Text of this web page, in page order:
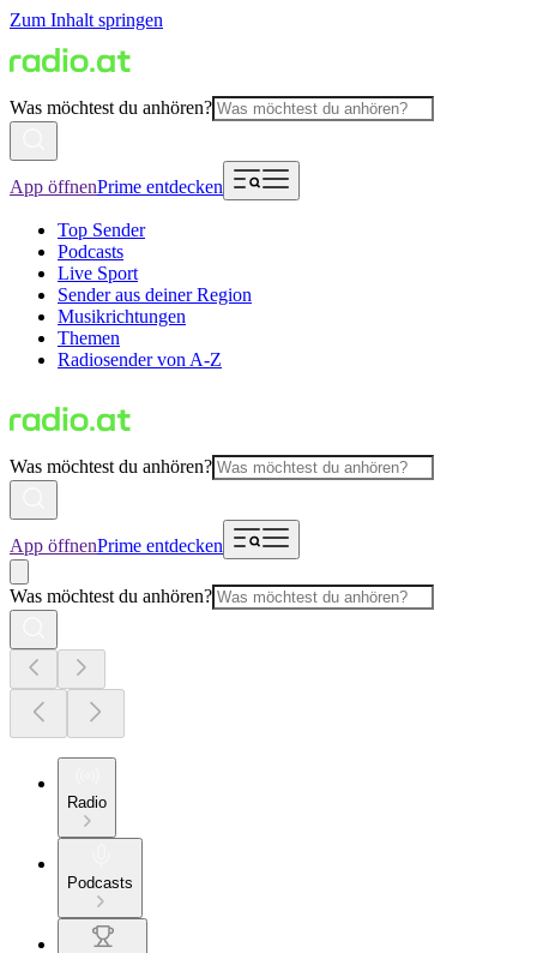
Zum Inhalt springen
Was möchtest du anhören?
App öffnenPrime entdecken
Top Sender
Podcasts
Live Sport
Sender aus deiner Region
Musikrichtungen
Themen
Radiosender von A-Z
Was möchtest du anhören?
App öffnenPrime entdecken
Was möchtest du anhören?
Radio
Podcasts